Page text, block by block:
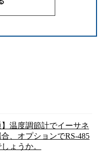
】温度調節計でイーサネ
、オプションでRS-485
ょうか。